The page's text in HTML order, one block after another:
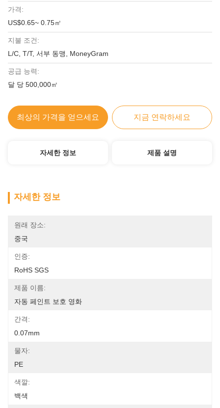
가격:
US$0.65~ 0.75㎡
지불 조건:
L/C, T/T, 서부 동맹, MoneyGram
공급 능력:
달 당 500,000㎡
최상의 가격을 얻으세요 지금 연락하세요
자세한 정보 제품 설명
자세한 정보
원래 장소:
중국
인증:
RoHS SGS
제품 이름:
자동 페인트 보호 영화
간격:
0.07mm
물자:
PE
색깔:
백색